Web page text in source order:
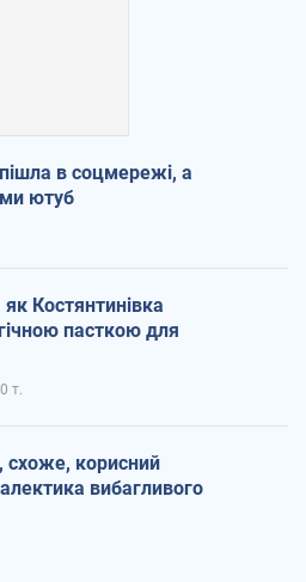
пішла в соцмережі, а
ютуб
Костянтинівка
пасткою для
т.
схоже, корисний
вибагливого